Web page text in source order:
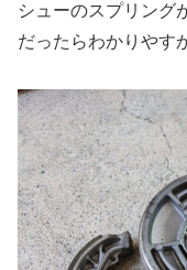
シューのスプリング
だったらわかりやす